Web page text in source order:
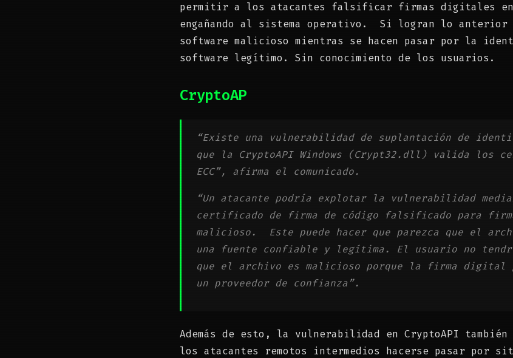
permitir a los atacantes falsificar firmas digitales
engañando al sistema operativo. Si logran lo anterior
software malicioso mientras se hacen pasar por la
software legítimo. Sin conocimiento de los usuarios.
CryptoAP
“Existe una vulnerabilidad de suplantación de
que la CryptoAPI Windows (Crypt32.dll) valida los
ECC”, afirma el comunicado.
“Un atacante podría explotar la vulnerabilidad
certificado de firma de código falsificado para
malicioso. Este puede hacer que parezca que el
una fuente confiable y legítima. El usuario no
que el archivo es malicioso porque la firma digital
un proveedor de confianza”.
Además de esto, la vulnerabilidad en CryptoAPI
los atacantes remotos intermedios hacerse pasar por